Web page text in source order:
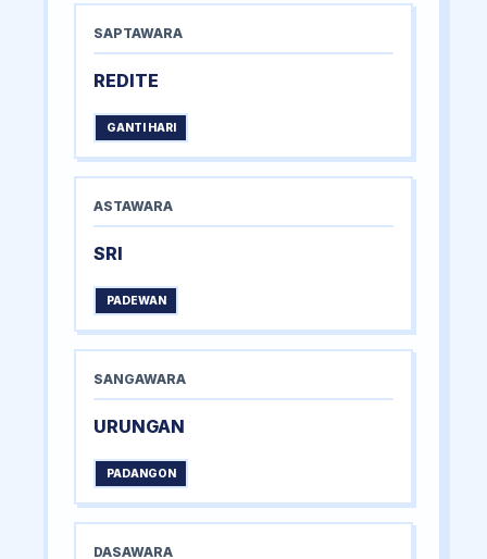
SAPTAWARA
REDITE
GANTI HARI
ASTAWARA
SRI
PADEWAN
SANGAWARA
URUNGAN
PADANGON
DASAWARA